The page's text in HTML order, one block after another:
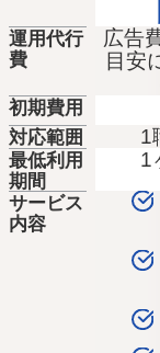
エン転
採用戦
採用課
採用目
求人票
中途採
Indeed
採用支
運用代行
費
広告
目安
初期費用
対応範囲 1
最低利用
期間
1
サービス
内容